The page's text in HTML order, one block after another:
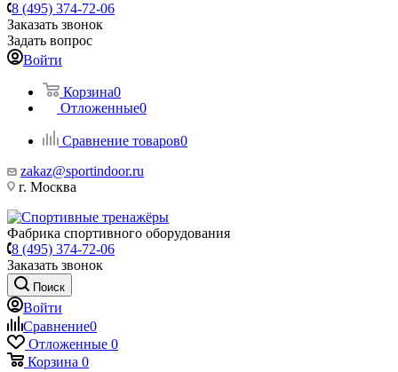
8 (495) 374-72-06
Заказать звонок
Задать вопрос
Войти
Корзина0
Отложенные0
Сравнение товаров0
zakaz@sportindoor.ru
г. Москва
Фабрика спортивного оборудования
8 (495) 374-72-06
Заказать звонок
Поиск
Войти
Сравнение0
Отложенные 0
Корзина 0